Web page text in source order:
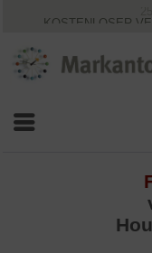
KOSTENLOSER